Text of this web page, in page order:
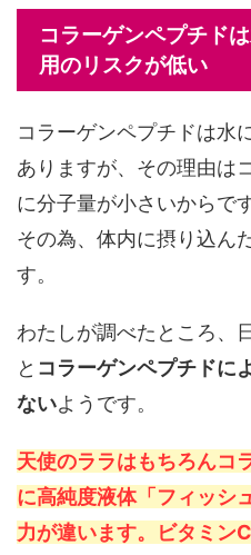
コラーゲンペプチド
用のリスクが低い
コラーゲンペプチドは水
ありますが、その理由は
に分子量が小さいからです
その為、体内に摂り込ん
す。
わたしが調べたところ、
と コラーゲンペプチドに
ないようです。
天使のララはもちろんコ
に高純度液体「フィッシ
力が違います。ビタミン